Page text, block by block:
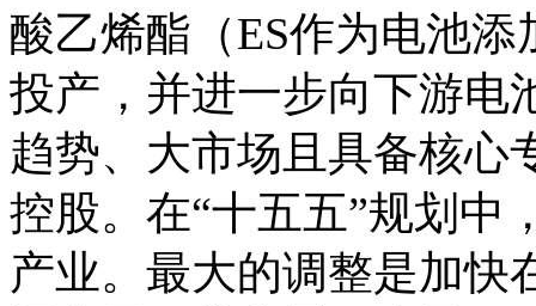
酸乙烯酯（ES作为电池
投产，并进一步向下游电
趋势、大市场且具备核心
控股。在“十五五”规划中
产业。最大的调整是加快